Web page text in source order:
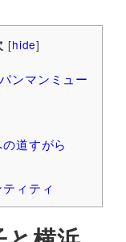
[hide]
ンマンミュー
道すがら
ィティ